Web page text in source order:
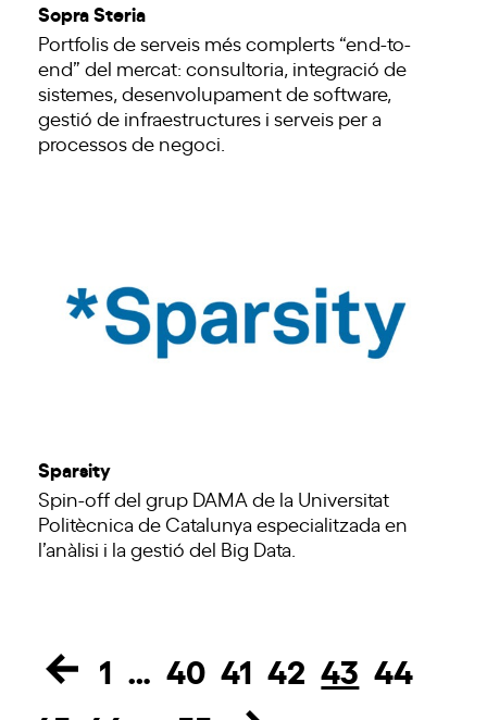
Sopra Steria
Portfolis de serveis més complerts “end-to-
end” del mercat: consultoria, integració de
sistemes, desenvolupament de software,
gestió de infraestructures i serveis per a
processos de negoci.
Sparsity
Spin-off del grup DAMA de la Universitat
Politècnica de Catalunya especialitzada en
l’anàlisi i la gestió del Big Data.
Page
1 … Page
40 Page
41 Page
42 Page
43 Page
44